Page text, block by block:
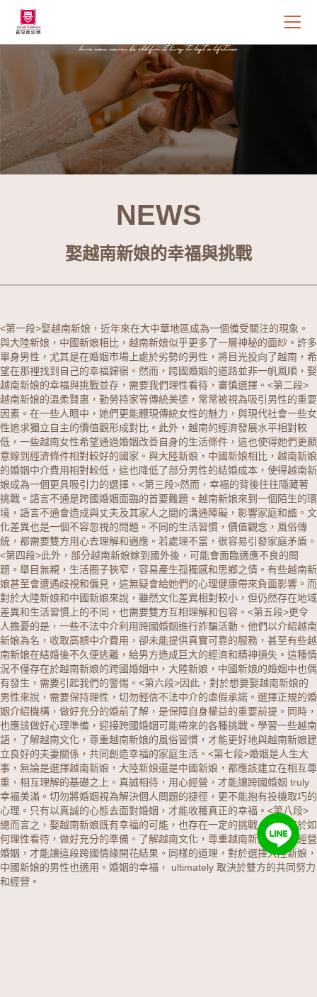
NEWS
娶越南新娘的幸福與挑戰
<第一段>娶越南新娘 ，近年來在大中華地區成為一個備受關注的現象。
與大陸新娘 ， 中國新娘相比，越南新娘似乎更多了一層神秘的面紗。許多
單身男性，尤其是在婚姻市場上處於劣勢的男性，將目光投向了越南，希
望在那裡找到自己的幸福歸宿。然而，跨國婚姻的道路並非一帆風順，娶
越南新娘的幸福與挑戰並存，需要我們理性看待，審慎選擇。 <第二段>
越南新娘的溫柔賢惠，勤勞持家等傳統美德，常常被視為吸引男性的重要
因素。在一些人眼中，她們更能體現傳統女性的魅力，與現代社會一些女
性追求獨立自主的價值觀形成對比。此外，越南的經濟發展水平相對較
低，一些越南女性希望通過婚姻改善自身的生活條件，這也使得她們更願
意嫁到經濟條件相對較好的國家。與大陸新娘，中國新娘相比，越南新娘
的婚姻中介費用相對較低，這也降低了部分男性的結婚成本，使得越南新
娘成為一個更具吸引力的選擇。 <第三段>然而，幸福的背後往往隱藏著
挑戰。語言不通是跨國婚姻面臨的首要難題。越南新娘來到一個陌生的環
境，語言不通會造成與丈夫及其家人之間的溝通障礙，影響家庭和諧。文
化差異也是一個不容忽視的問題。不同的生活習慣，價值觀念，風俗傳
統，都需要雙方用心去理解和適應。若處理不當，很容易引發家庭矛盾。
<第四段>此外，部分越南新娘嫁到國外後，可能會面臨適應不良的問
題。舉目無親，生活圈子狹窄，容易產生孤獨感和思鄉之情。有些越南新
娘甚至會遭遇歧視和偏見，這無疑會給她們的心理健康帶來負面影響。而
對於大陸新娘和中國新娘來說，雖然文化差異相對較小，但仍然存在地域
差異和生活習慣上的不同，也需要雙方互相理解和包容。 <第五段>更令
人擔憂的是，一些不法中介利用跨國婚姻進行詐騙活動。他們以介紹越南
新娘為名，收取高額中介費用，卻未能提供真實可靠的服務，甚至有些越
南新娘在結婚後不久便逃離，給男方造成巨大的經濟和精神損失。這種情
況不僅存在於越南新娘的跨國婚姻中，大陸新娘，中國新娘的婚姻中也偶
有發生，需要引起我們的警惕。 <第六段>因此，對於想要娶越南新娘的
男性來說，需要保持理性，切勿輕信不法中介的虛假承諾。選擇正規的婚
姻介紹機構，做好充分的婚前了解，是保障自身權益的重要前提。同時，
也應該做好心理準備，迎接跨國婚姻可能帶來的各種挑戰。學習一些越南
語，了解越南文化，尊重越南新娘的風俗習慣，才能更好地與越南新娘建
立良好的夫妻關係，共同創造幸福的家庭生活。 <第七段>婚姻是人生大
事，無論是選擇越南新娘，大陸新娘還是中國新娘，都應該建立在相互尊
重，相互理解的基礎之上。真誠相待，用心經營，才能讓跨國婚姻 truly
幸福美滿。切勿將婚姻視為解決個人問題的捷徑，更不能抱有投機取巧的
心理。只有以真誠的心態去面對婚姻，才能收穫真正的幸福。 <第八段>
總而言之，娶越南新娘既有幸福的可能，也存在一定的挑戰。關鍵在於如
何理性看待，做好充分的準備。了解越南文化，尊重越南新娘，用心經營
婚姻，才能讓這段跨國情緣開花結果。同樣的道理，對於選擇大陸新娘，
中國新娘的男性也適用。婚姻的幸福， ultimately 取決於雙方的共同努力
和經營。